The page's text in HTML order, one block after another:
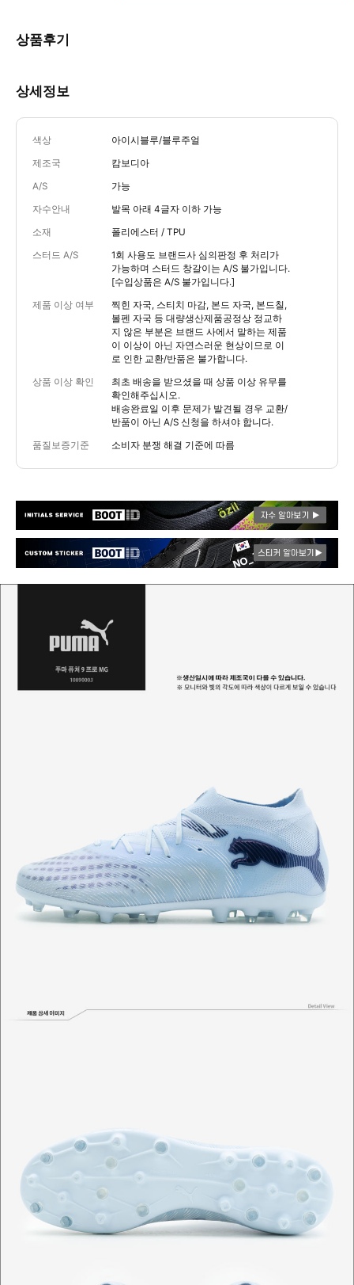
상품후기
상세정보
색상 아이시블루/블루주얼
제조국 캄보디아
A/S 가능
자수안내 발목 아래 4글자 이하 가능
소재 폴리에스터 / TPU
스터드 A/S
1회 사용도 브랜드사 심의판정 후 처리가
가능하며 스터드 창갈이는 A/S 불가입니다.
[수입상품은 A/S 불가입니다.]
제품 이상 여부
찍힌 자국, 스티치 마감, 본드 자국, 본드칠,
볼펜 자국 등 대량생산제품공정상 정교하
지 않은 부분은 브랜드 사에서 말하는 제품
이 이상이 아닌 자연스러운 현상이므로 이
로 인한 교환/반품은 불가합니다.
상품 이상 확인
최초 배송을 받으셨을 때 상품 이상 유무를
확인해주십시오.
배송완료일 이후 문제가 발견될 경우 교환/
반품이 아닌 A/S 신청을 하셔야 합니다.
품질보증기준 소비자 분쟁 해결 기준에 따름